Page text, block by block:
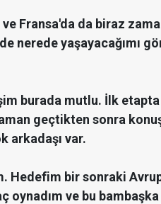
Fransa'da da biraz
nerede yaşayacağımı
burada mutlu. İlk
geçtikten sonra
arkadaşı var.
Hedefim bir sonraki
oynadım ve bu bambaşka